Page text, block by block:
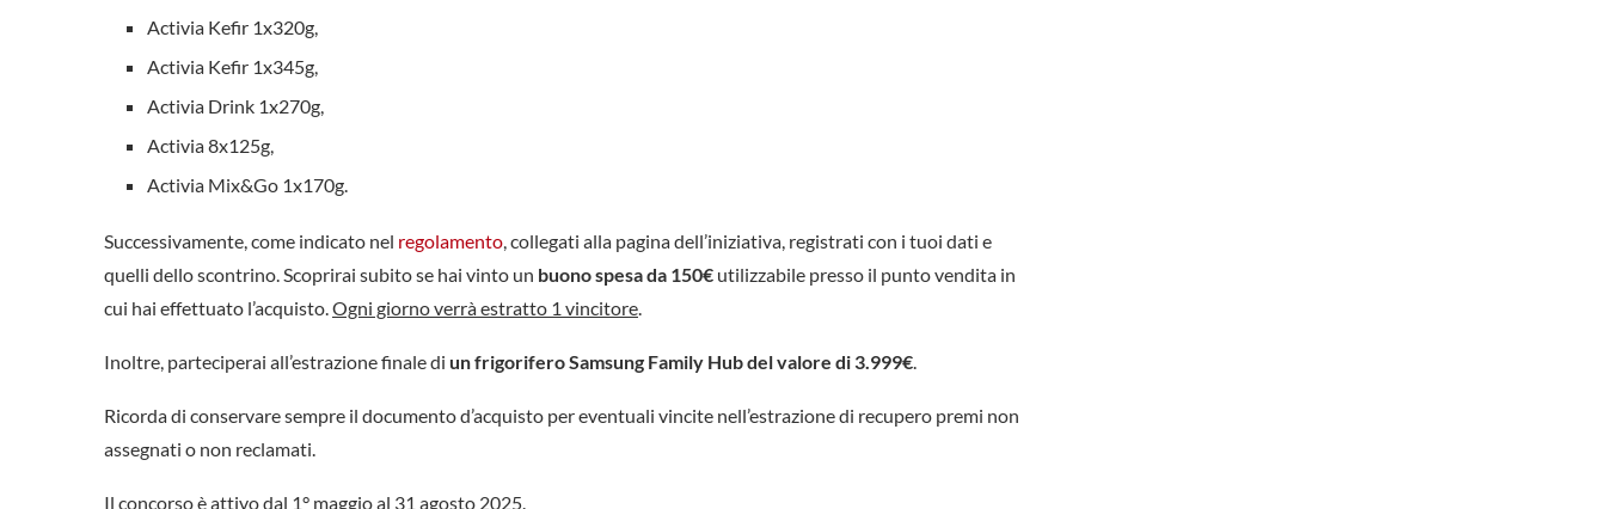
Activia Kefir 1x320g,
Activia Kefir 1x345g,
Activia Drink 1x270g,
Activia 8x125g,
Activia Mix&Go 1x170g.
Successivamente, come indicato nel regolamento, collegati alla pagina dell’iniziativa, registrati con i tuoi dati e
quelli dello scontrino. Scoprirai subito se hai vinto un buono spesa da 150€ utilizzabile presso il punto vendita in
cui hai effettuato l’acquisto.Ogni giorno verrà estratto 1 vincitore.
Inoltre, parteciperai all’estrazione finale di un frigorifero Samsung Family Hub del valore di 3.999€.
Ricorda di conservare sempre il documento d’acquisto per eventuali vincite nell’estrazione di recupero premi non
assegnati o non reclamati.
Il concorso è attivo dal 1° maggio al 31 agosto 2025.